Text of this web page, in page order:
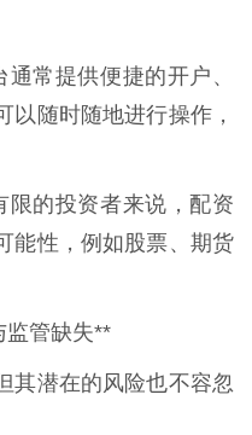
常提供便捷的开户、
以随时随地进行操作，
限的投资者来说，配资
能性，例如股票、期货
监管缺失**
其潜在的风险也不容忽